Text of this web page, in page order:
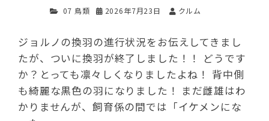
07 鳥類 2026年7月23日 クルム
ジョルノの換羽の進行状況をお伝えしてきまし
たが、ついに換羽が終了しました！！ どうです
か？とっても凛々しくなりましたよね！ 背中側
も綺麗な黒色の羽になりました！ まだ雌雄はわ
かりませんが、飼育係の間では「イケメンにな